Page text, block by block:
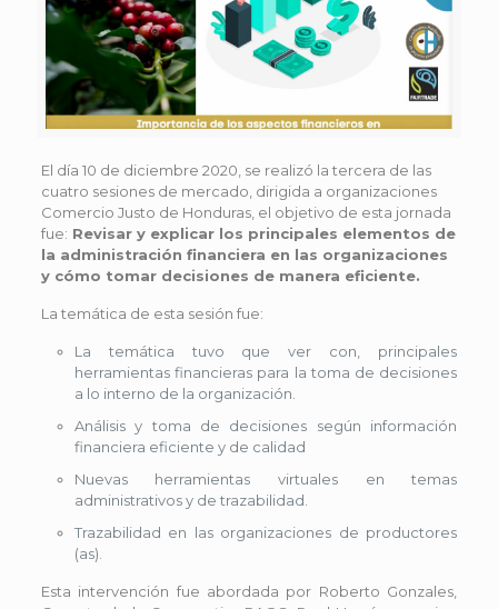
El día 10 de diciembre 2020, se realizó la tercera de las
cuatro sesiones de mercado, dirigida a organizaciones
Comercio Justo de Honduras, el objetivo de esta jornada
fue: Revisar y explicar los principales elementos de
la administración financiera en las organizaciones
y cómo tomar decisiones de manera eficiente.
La temática de esta sesión fue:
La temática tuvo que ver con, principales
herramientas financieras para la toma de decisiones
a lo interno de la organización.
Análisis y toma de decisiones según información
financiera eficiente y de calidad
Nuevas herramientas virtuales en temas
administrativos y de trazabilidad.
Trazabilidad en las organizaciones de productores
(as).
Esta intervención fue abordada por Roberto Gonzales,